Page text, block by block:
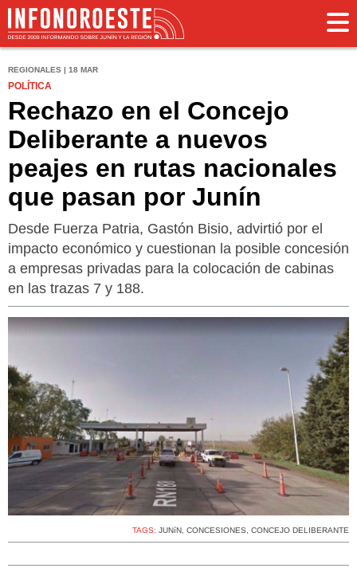
REGIONALES | 18 MAR
POLÍTICA
Rechazo en el Concejo
Deliberante a nuevos
peajes en rutas nacionales
que pasan por Junín
Desde Fuerza Patria, Gastón Bisio, advirtió por el
impacto económico y cuestionan la posible concesión
a empresas privadas para la colocación de cabinas
en las trazas 7 y 188.
TAGS: JUNíN, CONCESIONES, CONCEJO DELIBERANTE